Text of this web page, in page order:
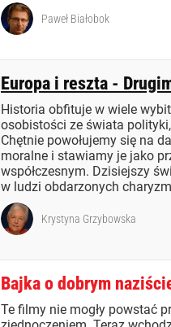
Paweł Białobok
Europa i reszta -
Historia obfituje w wiele
osobistości ze świata
Chętnie powołujemy się na
moralne i stawiamy je jako
współczesnym. Dzisiejszy
w ludzi obdarzonych
Krystyna Grzybowska
Bajka o dobrym
Te filmy nie mogły powstać